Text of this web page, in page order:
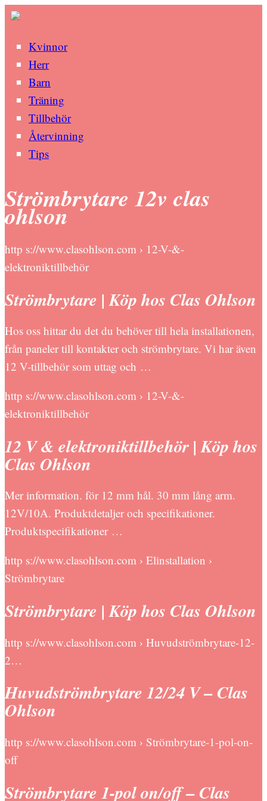
Kvinnor
Herr
Barn
Träning
Tillbehör
Återvinning
Tips
Strömbrytare 12v clas
ohlson
http s://www.clasohlson.com › 12-V-&-
elektroniktillbehör
Strömbrytare | Köp hos Clas Ohlson
Hos oss hittar du det du behöver till hela installationen,
från paneler till kontakter och strömbrytare. Vi har även
12 V-tillbehör som uttag och …
http s://www.clasohlson.com › 12-V-&-
elektroniktillbehör
12 V & elektroniktillbehör | Köp hos
Clas Ohlson
Mer information. för 12 mm hål. 30 mm lång arm.
12V/10A. Produktdetaljer och specifikationer.
Produktspecifikationer …
http s://www.clasohlson.com › Elinstallation ›
Strömbrytare
Strömbrytare | Köp hos Clas Ohlson
http s://www.clasohlson.com › Huvudströmbrytare-12-
2…
Huvudströmbrytare 12/24 V – Clas
Ohlson
http s://www.clasohlson.com › Strömbrytare-1-pol-on-
off
Strömbrytare 1-pol on/off – Clas